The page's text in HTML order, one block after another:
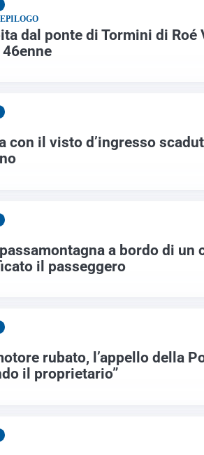
dal ponte di Tormini di
con il visto d’ingresso
a bordo di un
il passeggero
rubato, l’appello della
il proprietario”